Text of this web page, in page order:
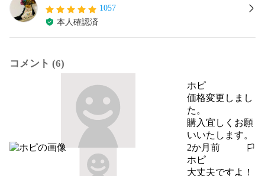
1057
本人確認済
コメント (6)
ホピ
価格変更しまし
た。
購入宜しくお願
いいたします。
2か月前
報告する
ホピ
大丈夫ですよ！